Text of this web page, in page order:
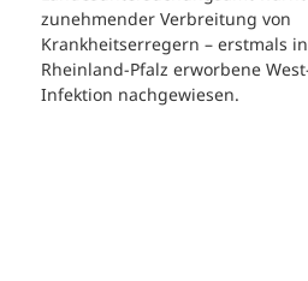
zunehmender Verbreitung von
Krankheitserregern – erstmals in
Rheinland-Pfalz erworbene
Infektion nachgewiesen.